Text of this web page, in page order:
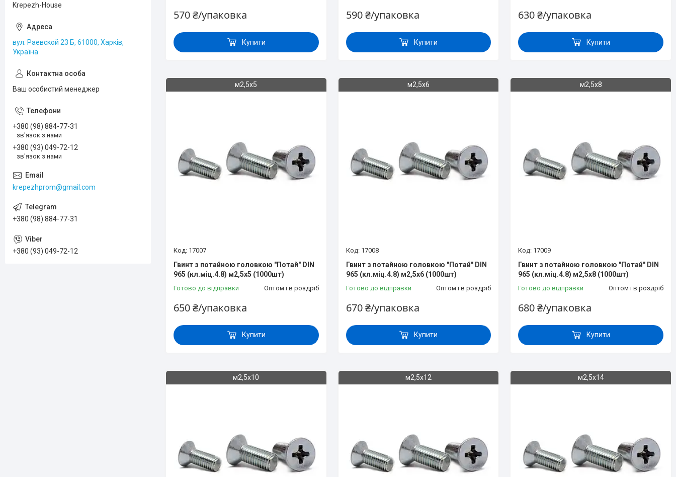
570 ₴/упаковка
Купити
590 ₴/упаковка
Купити
630 ₴/упаковка
Купити
м2,5х5
17007
Гвинт з потайною головкою "Потай" DIN
965 (кл.міц.4.8) м2,5х5 (1000шт)
Готово до відправки Оптом і в роздріб
650 ₴/упаковка
Купити
м2,5х6
17008
Гвинт з потайною головкою "Потай" DIN
965 (кл.міц.4.8) м2,5х6 (1000шт)
Готово до відправки Оптом і в роздріб
670 ₴/упаковка
Купити
м2,5х8
17009
Гвинт з потайною головкою "Потай" DIN
965 (кл.міц.4.8) м2,5х8 (1000шт)
Готово до відправки Оптом і в роздріб
680 ₴/упаковка
Купити
м2,5х10 м2,5х12 м2,5х14
Krepezh-House
вул. Раевской 23 Б, 61000, Харків,
Україна
Ваш особистий менеджер
+380 (98) 884-77-31
зв'язок з нами
+380 (93) 049-72-12
зв'язок з нами
krepezhprom@gmail.com
+380 (98) 884-77-31
+380 (93) 049-72-12